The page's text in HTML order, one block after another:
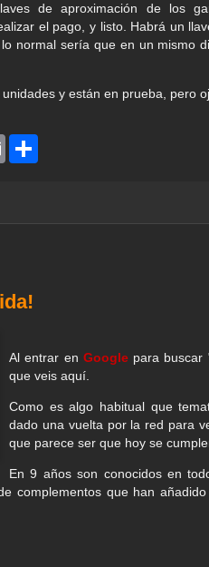
de aproximación de los
el pago, y listo. Habrá un
normal sería que en un mismo
y están en prueba, pero
E
Al entrar en Googlepara buscar
que veis aquí.
Como es algo habitual que
dado una vuelta por la red para
que parece ser que hoy se
En 9 años son conocidos en
complementos que han